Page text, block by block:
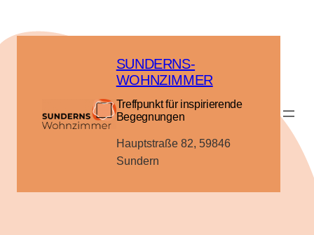
SUNDERNS-
WOHNZIMMER
Treffpunkt für inspirierende
Begegnungen
Hauptstraße 82, 59846
Sundern